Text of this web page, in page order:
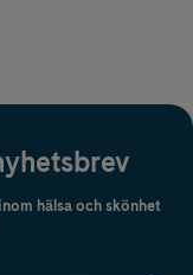
hälsa och skönhet